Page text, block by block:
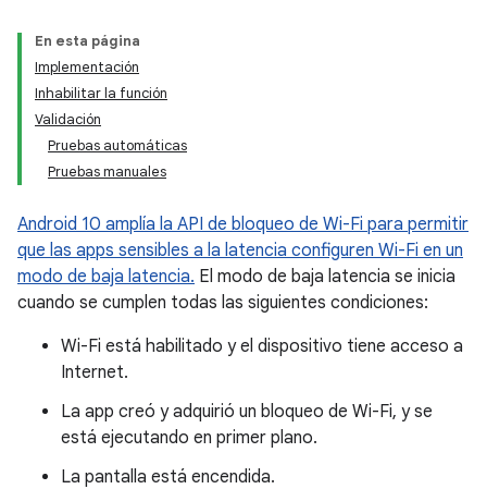
En esta página
Implementación
Inhabilitar la función
Validación
Pruebas automáticas
Pruebas manuales
Android 10 amplía la API de bloqueo de Wi-Fi para permitir
que las apps sensibles a la latencia configuren Wi-Fi en un
modo de baja latencia. El modo de baja latencia se inicia
cuando se cumplen todas las siguientes condiciones:
Wi-Fi está habilitado y el dispositivo tiene acceso a
Internet.
La app creó y adquirió un bloqueo de Wi-Fi, y se
está ejecutando en primer plano.
La pantalla está encendida.